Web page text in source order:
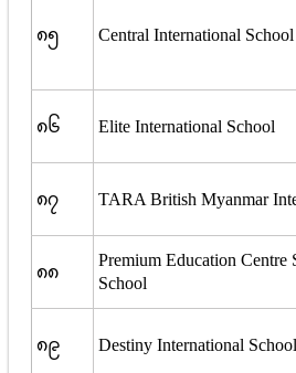
၈၅ Central International School
၈၆ Elite International School
၈၇ TARA British Myanmar
၈၈
Premium Education Centre
School
၈၉ Destiny International School